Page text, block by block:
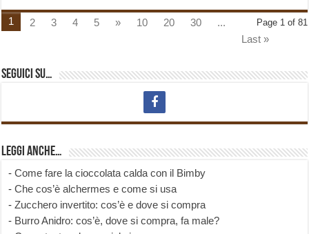
Page 1 of 81
1 2 3 4 5 » 10 20 30
...
Last »
Seguici su…
Leggi anche…
-Come fare la cioccolata calda con il Bimby
-Che cos’è alchermes e come si usa
-Zucchero invertito: cos’è e dove si compra
- Burro Anidro: cos’è, dove si compra, fa male?